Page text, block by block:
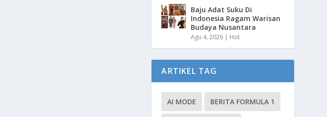
Baju Adat Suku Di
Indonesia Ragam Warisan
Budaya Nusantara
Agu 4, 2026 | Hot
ARTIKEL TAG
AI MODE BERITA FORMULA 1